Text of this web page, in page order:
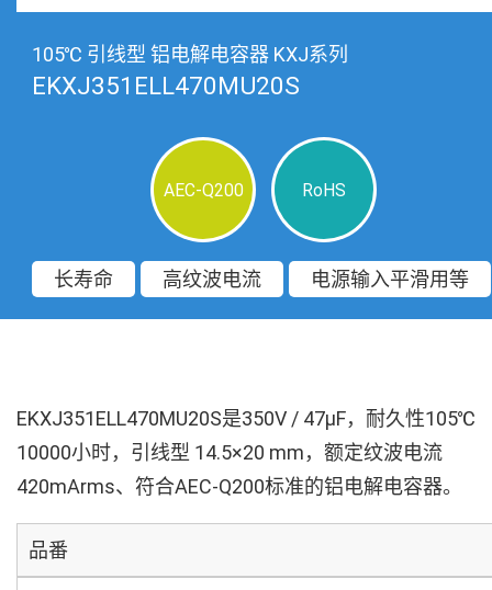
105℃ 引线型 铝电解电容器 KXJ系列
EKXJ351ELL470MU20S
AEC-Q200 RoHS
长寿命 高纹波电流 电源输入平滑用等
EKXJ351ELL470MU20S是350V / 47µF，耐久性105℃
10000小时，引线型 14.5×20 mm，额定纹波电流
420mArms、符合AEC-Q200标准的铝电解电容器。
品番